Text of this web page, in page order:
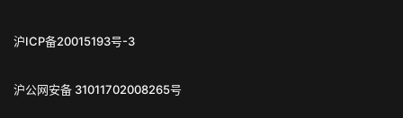
沪ICP备20015193号-3
沪公网安备 31011702008265号